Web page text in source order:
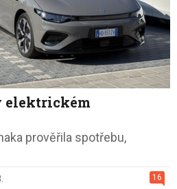
elektrickém
prověřila spotřebu,
16